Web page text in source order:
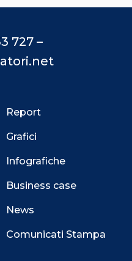
727 –
Report
Grafici
Infografiche
Business case
News
Comunicati Stampa